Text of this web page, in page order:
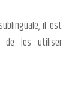
il est
de les utiliser